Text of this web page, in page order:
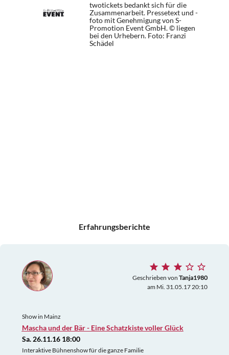
twotickets bedankt sich für die
Zusammenarbeit. Pressetext und -
foto mit Genehmigung von S-
Promotion Event GmbH. © liegen
bei den Urhebern. Foto: Franzi
Schädel
Erfahrungsberichte
Geschrieben von Tanja1980
am Mi. 31.05.17 20:10
Show in Mainz
Mascha und der Bär - Eine Schatzkiste voller Glück
Sa. 26.11.16 18:00
Interaktive Bühnenshow für die ganze Familie